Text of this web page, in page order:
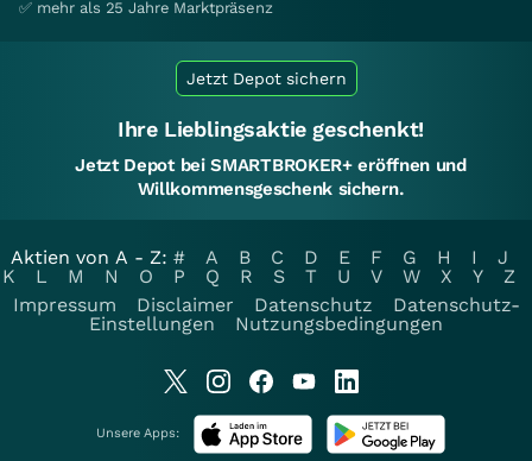
✅ mehr als 25 Jahre Marktpräsenz
Jetzt Depot sichern
Ihre Lieblingsaktie geschenkt!
Jetzt Depot bei SMARTBROKER+ eröffnen und
Willkommensgeschenk sichern.
Aktien von A - Z: # A B C D E F G H I
J
K
L M N O P Q R S T U V W X Y
Z
Impressum
Disclaimer Datenschutz
Datenschutz-
Einstellungen
Nutzungsbedingungen
Unsere Apps: